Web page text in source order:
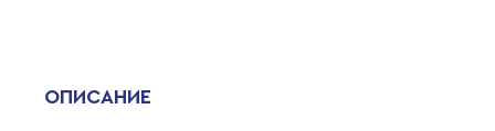
ОПИСАНИЕ